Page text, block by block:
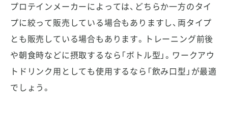
プロテインメーカーによっては、どちらか一方のタイ
プに絞って販売している場合もありますし、両タイプ
とも販売している場合もあります。トレーニング前後
や朝食時などに摂取するなら「ボトル型」。ワークアウ
トドリンク用としても使用するなら「飲み口型」が最適
でしょう。